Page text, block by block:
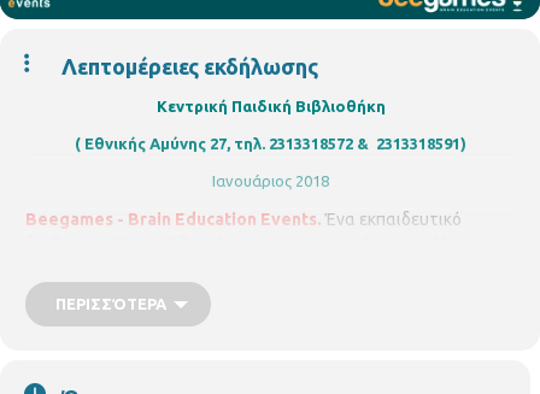
Λεπτομέρειες εκδήλωσης
Κεντρική Παιδική Βιβλιοθήκη
( Εθνικής Αμύνης 27, τηλ. 2313318572 & 2313318591)
Ιανουάριος 2018
Βeegames - Brain Education Events.Ένα εκπαιδευτικό
με τον χώρο της βιβλιοθήκης, σε παιχνίδι. Aπευθύνεται σε
μαθητές των Ε΄ ή Στ΄ τάξεων του Δημοτικού, προσαρμοσμένο
ΠΕΡΙΣΣΌΤΕΡΑ